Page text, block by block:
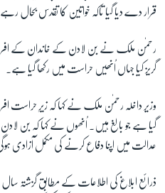
قرار دے دیا گیا تاکہ خواتین کا تقدس بحال
رحمٰن ملک نے بن لادن کے خاندان کے افراد
گریز کیا جہاں اُنھیں حراست میں رکھا گیا ہے۔
وزیر داخلہ رحمٰن ملک نے کہا کہ زیرِ حراست
گیا ہے جو بالغ ہیں۔ اُنھوں نے کہا کہ بن
عدالت میں اپنا دفاع کرنے کی مکمل آزادی
ذرائع ابلاغ کی اطلاعات کے مطابق گزشتہ سال